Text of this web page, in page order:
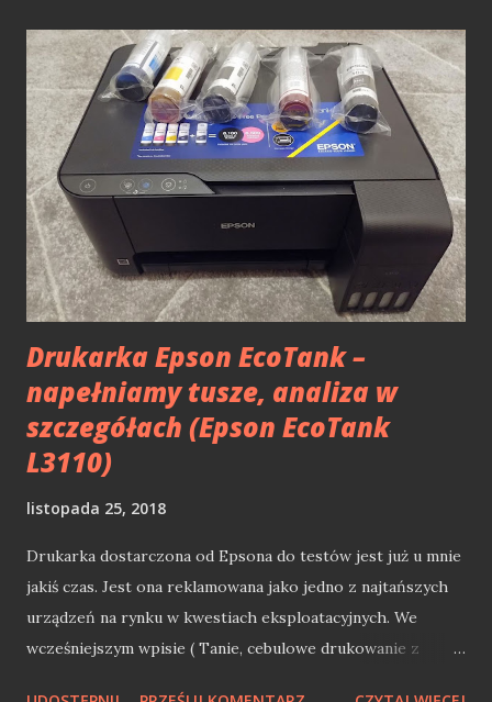
technologiach Microsoft mobile. Z racji tego, że "klepię" ;)
w .NET już prawie 14 lat to przewinąłem się przez wiele
projektów mobilnych (komercyjnych i nie tylko)
tworzonych właśnie przy pomocy narzędzi Microsoft. W
tym wpisie postaram się przedstawić w miarę zwięzłej
formie historię programowania mobilnego w .NET, która
jest ze mną niemalże od zawsze. Windows Mobile i .NET
Compact Framework Moja przygoda z technologiami
mobilnym od Microsoftu zaczęła się właśnie od .NET
Compact Framework. Jeg...
Drukarka Epson EcoTank –
napełniamy tusze, analiza w
szczegółach (Epson EcoTank
L3110)
listopada 25, 2018
Drukarka dostarczona od Epsona do testów jest już u mnie
jakiś czas. Jest ona reklamowana jako jedno z najtańszych
urządzeń na rynku w kwestiach eksploatacyjnych. We
wcześniejszym wpisie ( Tanie, cebulowe drukowanie z